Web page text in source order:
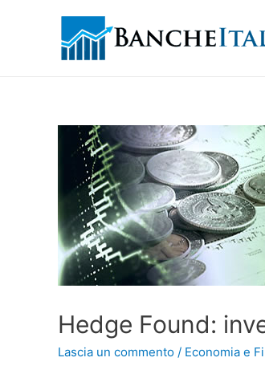
Hedge Found:
Lascia un commento / Economia e